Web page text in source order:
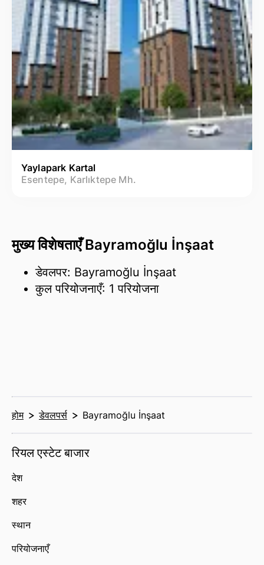
Yaylapark Kartal
Esentepe, Karlıktepe Mh.
मुख्य विशेषताएँ Bayramoğlu İnşaat
डेवलपर: Bayramoğlu İnşaat
कुल परियोजनाएँ: 1 परियोजना
होम डेवलपर्स Bayramoğlu İnşaat
रियल एस्टेट बाजार
देश
शहर
स्थान
परियोजनाएँ